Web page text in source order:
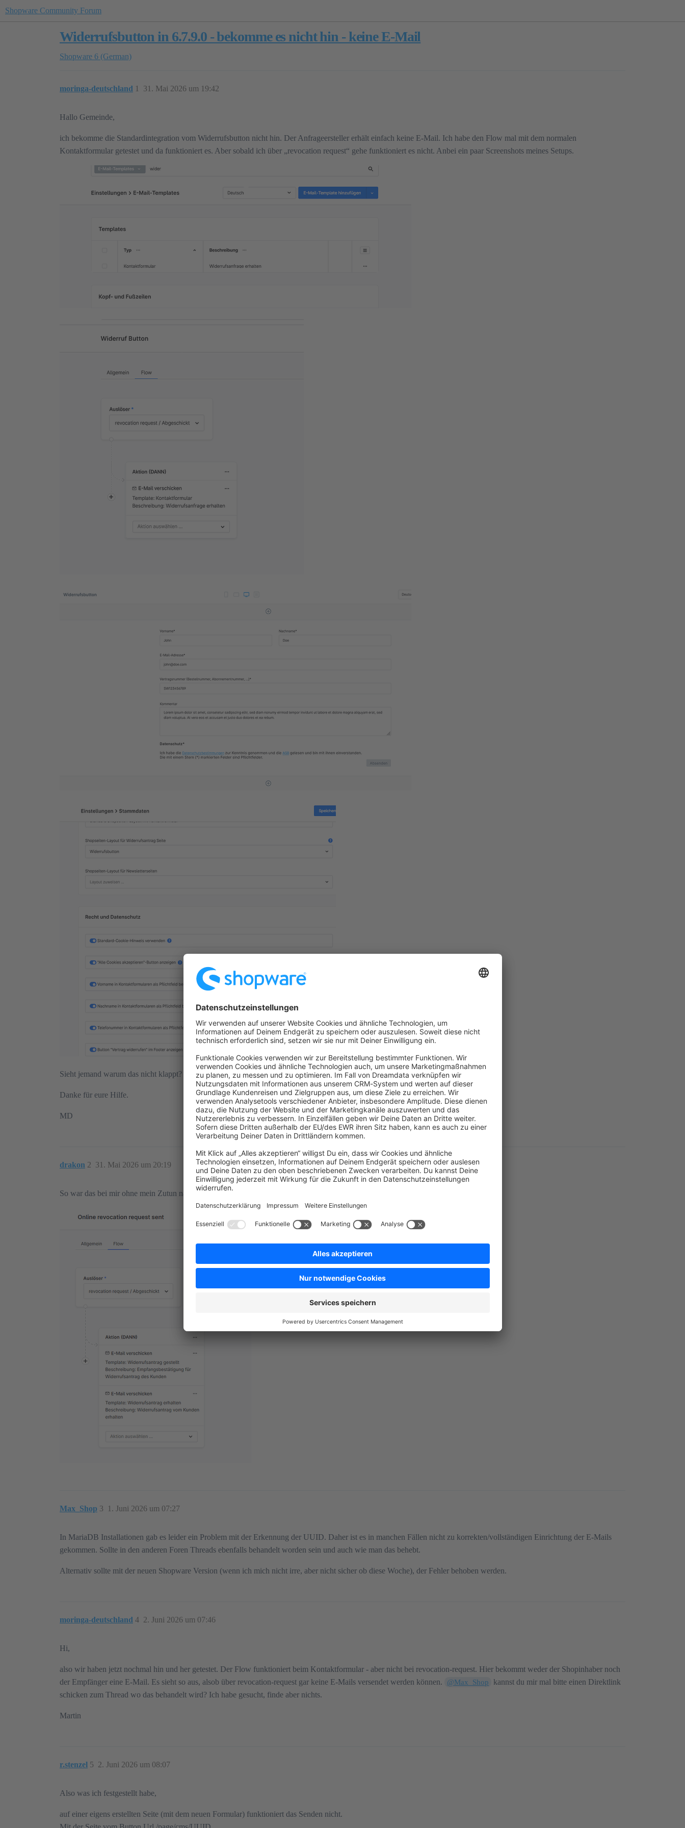
Shopware Community Forum
Widerrufsbutton in 6.7.9.0 - bekomme es nicht hin - keine E-Mail
Shopware 6 (German)
moringa-deutschland 31. Mai 2026 um 19:42
1
Hallo Gemeinde,
ich bekomme die Standardintegration vom Widerrufsbutton nicht hin. Der Anfrageersteller erhält einfach keine E-Mail. Ich habe den Flow mal mit dem normalen
Kontaktformular getestet und da funktioniert es. Aber sobald ich über „revocation request“ gehe funktioniert es nicht. Anbei ein paar Screenshots meines Setups.
Sieht jemand warum das nicht klappt?
Danke für eure Hilfe.
MD
drakon 31. Mai 2026 um 20:19
2
So war das bei mir ohne mein Zutun nach dem Update eingestellt und das funktioniert:
Max_Shop 1. Juni 2026 um 07:27
3
In MariaDB Installationen gab es leider ein Problem mit der Erkennung der UUID. Daher ist es in manchen Fällen nicht zu korrekten/vollständigen Einrichtung der E-Mails
gekommen. Sollte in den anderen Foren Threads ebenfalls behandelt worden sein und auch wie man das behebt.
Alternativ sollte mit der neuen Shopware Version (wenn ich mich nicht irre, aber nicht sicher ob diese Woche), der Fehler behoben werden.
moringa-deutschland 2. Juni 2026 um 07:46
4
Hi,
also wir haben jetzt nochmal hin und her getestet. Der Flow funktioniert beim Kontaktformular - aber nicht bei revocation-request. Hier bekommt weder der Shopinhaber noch
der Empfänger eine E-Mail. Es sieht so aus, alsob über revocation-request gar keine E-Mails versendet werden können.
@Max_Shop
kannst du mir mal bitte einen Direktlink
schicken zum Thread wo das behandelt wird? Ich habe gesucht, finde aber nichts.
Martin
r.stenzel 2. Juni 2026 um 08:07
5
Also was ich festgestellt habe,
auf einer eigens erstellten Seite (mit dem neuen Formular) funktioniert das Senden nicht.